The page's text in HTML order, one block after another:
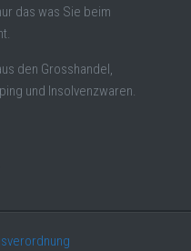
das was Sie beim
den Grosshandel,
und Insolvenzwaren.